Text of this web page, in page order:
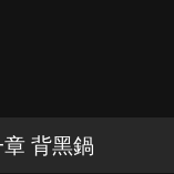
背黑鍋